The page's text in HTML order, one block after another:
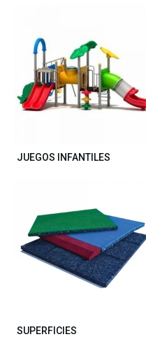
JUEGOS INFANTILES
SUPERFICIES